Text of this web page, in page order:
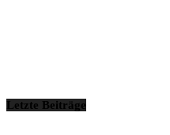
Letzte Beiträge